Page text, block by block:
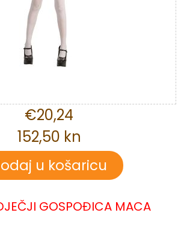
€20,24
152,50 kn
GOSPOĐICA MACA